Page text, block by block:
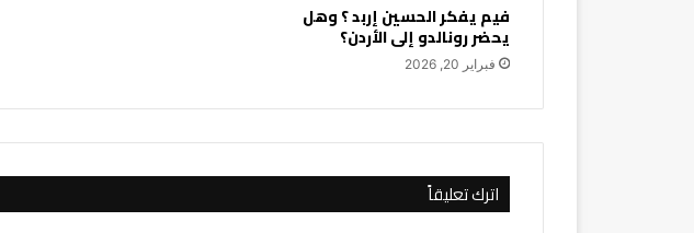
فيم يفكر الحسين إربد ؟ وهل
يحضر رونالدو إلى الأردن؟
فبراير 20, 2026
اترك تعليقاً